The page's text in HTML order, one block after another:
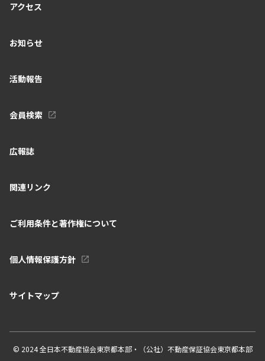
アクセス
お知らせ
活動報告
会員検索
広報誌
関連リンク
ご利用条件と著作権について
個人情報保護方針
サイトマップ
© 2024 全日本不動産協会東京都本部・（公社）不動産保証協会東京都本部